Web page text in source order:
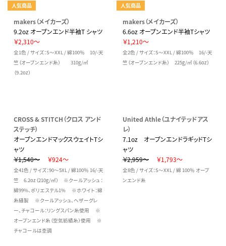
人気商品
makers（メイカーズ）
9.2oz オープンエンド半袖T シャツ
￥2,310～
全1色 / サイズ：S～XXL / 綿100％ 10/-天
竺（オープンエンド糸） 310g/㎡
（9.2oz）
人気商品
makers（メイカーズ）
6.6oz オープンエンド半袖Tシャツ
￥1,210～
全2色 / サイズ：S～XXL / 綿100％ 16/-天
竺（オープンエンド糸） 225g/㎡（6.6oz）
CROSS & STITCH（クロス アンド
ステッチ）
オープンエンドマックスウェイトTシ
ャツ
￥1,540～
￥924～
全41色 / サイズ：90～5XL / 綿100％ 16/-天
竺 6.2oz（210g/㎡） ※クールアッシュ：
綿99%、ポリエステル1% ※ホワイト：綿
糸縫製 ※クールアッシュ、ヘザーグレ
ー、チャコール：リングスパン糸使用 ※
オープンエンド糸（空気紡績糸）使用 ※
チャコールは杢調
United Athle（ユナイテッドアス
レ）
7.1oz オープンエンドラギッドTシ
ャツ
￥2,959～
￥1,793～
全8色 / サイズ：S～XXL / 綿 100％ オープ
ンエンド糸